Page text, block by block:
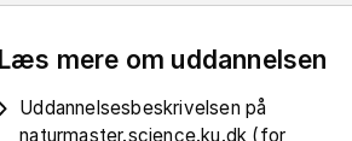
Læs mere om uddannelsen
Uddannelsesbeskrivelsen på
naturmaster.science.ku.dk (for